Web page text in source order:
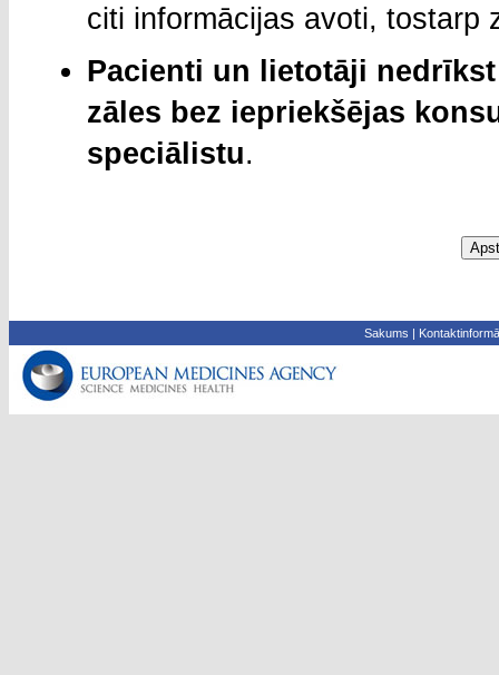
citi informācijas avoti, tostarp
Pacienti un lietotāji
zāles bez iepriekšējas
speciālistu.
Sakums |